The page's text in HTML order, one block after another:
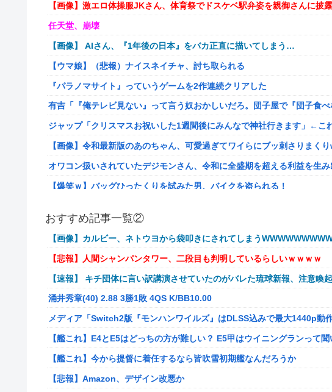
【画像】激エロ体操服JKさん、体育祭でドスケベ駅弁姿を親御さんに披
任天堂、崩壊
【画像】 AIさん、『1年後の日本』をバカ正直に描いてしまう…
【ウマ娘】（悲報）ナイスネイチャ、討ち取られる
『パラノマサイト』っていうゲームを2作連続クリアした
有吉「『俺テレビ見ない』って言う奴おかしいだろ。団子屋で『団子食べ
ジャップ「クリスマスお祝いした1週間後にみんなで神社行きます」←こ
【画像】令和最新版のあのちゃん、可愛過ぎてワイらにブッ刺さりまく
オワコン扱いされていたデジモンさん、令和に全盛期を超える利益を生
【爆笑ｗ】バッグひったくりを試みた男、バイクを盗られる！
メディア「Switch2版『モンハンワイルズ』はDLSS込みで最大1440p動作
【艦これ】E4とE5はどっちの方が難しい？ E5甲はウイニングランって聞
【艦これ】今から提督に着任するなら皆吹雪初期艦なんだろうか
【艦これ】バニ黒潮親潮 他
中西悠理アナ 袖口からインナーチラ見え！！
【ポケモンGO】リモート交換って 大半が交換レート合わせない奴多くね
【衝撃】クルタ族虐 殺の犯人、ツェリードニヒで確定！クロロの演劇の
【悲報】ライター「ちいかわが反社とコラボしてた」ﾊﾟｼｬｯ
死神のコスプレをして隣のビルの屋上から病院を眺めていた男を逮捕ｗｗ
おすすめ記事一覧②
【画像】カルビー、ネトウヨから袋叩きにされてしまう
【悲報】人間シャンパンタワー、二段目も判明しているらしいｗｗｗｗ
【速報】 キチ団体に言い訳講演させていたのがバレた琉球新報、注意喚
涌井秀章(40) 2.88 3勝1敗 4QS K/BB10.00
メディア「Switch2版『モンハンワイルズ』はDLSS込みで最大1440p動作
【艦これ】E4とE5はどっちの方が難しい？ E5甲はウイニングランって
【艦これ】今から提督に着任するなら皆吹雪初期艦なんだろうか
【悲報】Amazon、デザイン改悪か